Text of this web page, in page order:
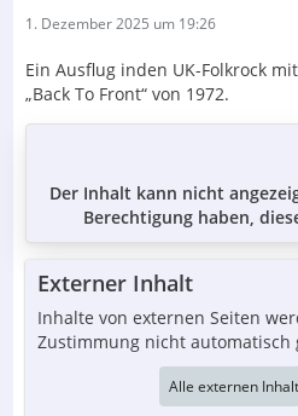
1. Dezember 2025 um 19:26
Ein Ausflug inden UK-Folkrock mit
„Back To Front“ von 1972.
Der Inhalt kann nicht
Berechtigung haben,
Externer Inhalt
Inhalte von externen Seiten
Zustimmung nicht automatisch
Alle externen